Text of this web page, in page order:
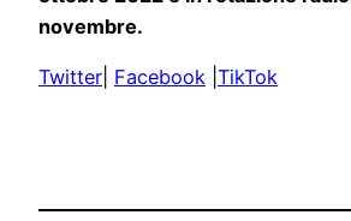
novembre.
Twitter Facebook TikTok